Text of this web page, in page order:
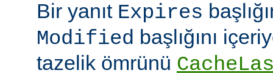
Bir yanıt Expires
Modified başlığını
tazelik ömrünü